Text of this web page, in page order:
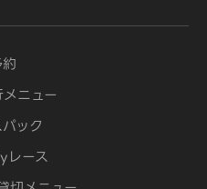
ニュー
ック
ース